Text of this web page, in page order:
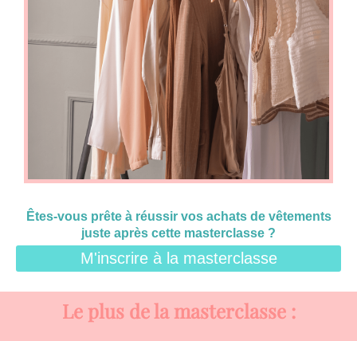
Êtes-vous prête à réussir vos achats de vêtements
juste après cette masterclasse ?
M'inscrire à la masterclasse
Le plus de la masterclasse :